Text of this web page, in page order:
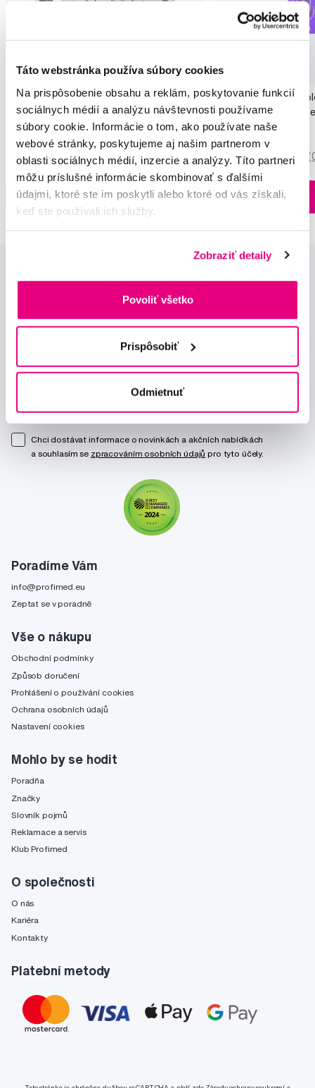
Táto webstránka používa súbory cookies
Na prispôsobenie obsahu a reklám, poskytovanie funkcií
sociálnych médií a analýzu návštevnosti používame
súbory cookie. Informácie o tom, ako používate naše
webové stránky, poskytujeme aj našim partnerom v
oblasti sociálnych médií, inzercie a analýzy. Títo partneri
môžu príslušné informácie skombinovať s ďalšími
údajmi, ktoré ste im poskytli alebo ktoré od vás získali,
keď ste používali ich služby.
Zobraziť detaily
Povoliť všetko
Prispôsobiť
Odmietnuť
Akcia
SMILLE Sonic Brush - Prémiová sonická
kefka s kónickými vláknami SANGI, biela
149,99 €
5,0/5 (27x)
Do košíku
Na sklade > 5 ks
Pop Instant Teeth
pre okamžitý bieliaci
10,90 €
0,0/5
Do košíku
Poradíme Vám
info@profimed.eu
Zeptat se v poradně
Vše o nákupu
Obchodní podmínky
Způsob doručení
Prohlášení o používání cookies
Ochrana osobních údajů
Nastavení cookies
Mohlo by se hodit
Poradňa
Značky
Slovník pojmů
Reklamace a servis
Klub Profimed
O společnosti
O nás
Kariéra
Kontakty
Platební metody
Chci dostávat informace o novinkách a akčních nabídkách
a souhlasím se zpracováním osobních údajů pro tyto účely.